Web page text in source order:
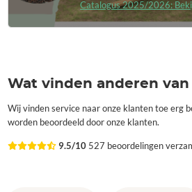
Catalogus 2025/2026:
Wat vinden anderen van
Wij vinden service naar onze klanten toe erg
worden beoordeeld door onze klanten.
9.5/10 527 beoordelingen